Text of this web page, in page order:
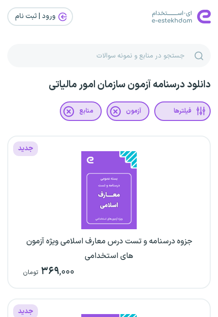
ورود | ثبت‌ نام
دانلود درسنامه آزمون سازمان امور مالیاتی
فیلترها آزمون منابع
جدید
جزوه درسنامه و تست درس معارف اسلامی ویژه آزمون
های استخدامی
۳۶۹,۰۰۰ تومان
جدید